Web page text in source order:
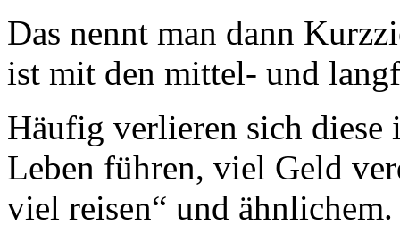
Das nennt man dann
ist mit den mittel- und
Häufig verlieren sich
Leben führen, viel Geld
viel reisen“ und ähnlichem.